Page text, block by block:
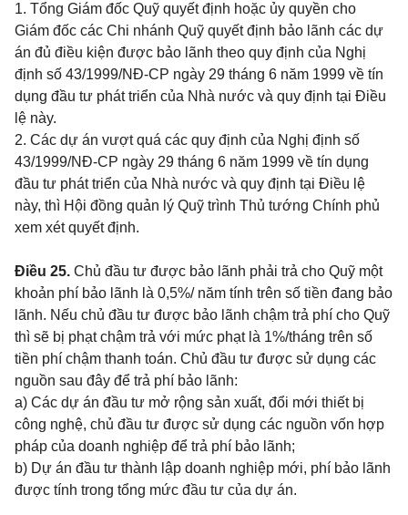
1. Tổng Giám đốc Quỹ quyết định hoặc ủy quyền cho
Giám đốc các Chi nhánh Quỹ quyết định bảo lãnh các dự
án đủ điều kiện được bảo lãnh theo quy định của Nghị
định số 43/1999/NĐ-CP ngày 29 tháng 6 năm 1999 về tín
dụng đầu tư phát triển của Nhà nước và quy định tại Điều
lệ này.
2. Các dự án vượt quá các quy định của Nghị định số
43/1999/NĐ-CP ngày 29 tháng 6 năm 1999 về tín dụng
đầu tư phát triển của Nhà nước và quy định tại Điều lệ
này, thì Hội đồng quản lý Quỹ trình Thủ tướng Chính phủ
xem xét quyết định.
Điều 25. Chủ đầu tư được bảo lãnh phải trả cho Quỹ một
khoản phí bảo lãnh là 0,5%/ năm tính trên số tiền đang bảo
lãnh. Nếu chủ đầu tư được bảo lãnh chậm trả phí cho Quỹ
thì sẽ bị phạt chậm trả với mức phạt là 1%/tháng trên số
tiền phí chậm thanh toán. Chủ đầu tư được sử dụng các
nguồn sau đây để trả phí bảo lãnh:
a) Các dự án đầu tư mở rộng sản xuất, đổi mới thiết bị
công nghệ, chủ đầu tư được sử dụng các nguồn vốn hợp
pháp của doanh nghiệp để trả phí bảo lãnh;
b) Dự án đầu tư thành lập doanh nghiệp mới, phí bảo lãnh
được tính trong tổng mức đầu tư của dự án.